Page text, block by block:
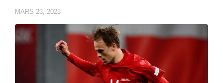
MARS 23, 2023